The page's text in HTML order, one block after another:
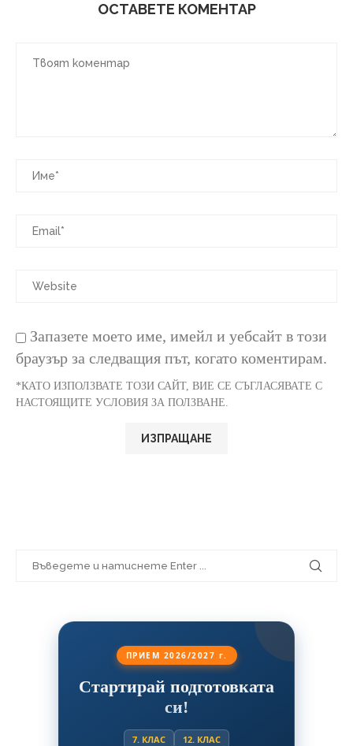
ОСТАВЕТЕ КОМЕНТАР
Запазете моето име, имейл и уебсайт в този
браузър за следващия път, когато коментирам.
*КАТО ИЗПОЛЗВАТЕ ТОЗИ САЙТ, ВИЕ СЕ СЪГЛАСЯВАТЕ С
НАСТОЯЩИТЕ УСЛОВИЯ ЗА ПОЛЗВАНЕ.
ПРИЕМ 2026/2027 г.
Стартирай подготовката
си!
7. КЛАС 12. КЛАС